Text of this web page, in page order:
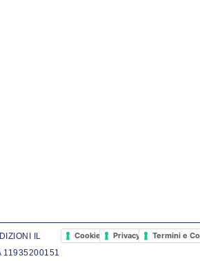
IL
11935200151
Cookie PolicyPrivacy PolicyTermini e